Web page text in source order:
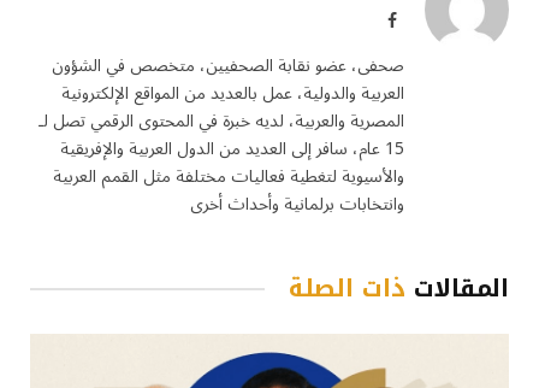
فيسبوك
صحفى، عضو نقابة الصحفيين، متخصص في الشؤون
العربية والدولية، عمل بالعديد من المواقع الإلكترونية
المصرية والعربية، لديه خبرة في المحتوى الرقمي تصل لـ
15 عام، سافر إلى العديد من الدول العربية والإفريقية
والأسيوية لتغطية فعاليات مختلفة مثل القمم العربية
وانتخابات برلمانية وأحداث أخرى
المقالات ذات الصلة